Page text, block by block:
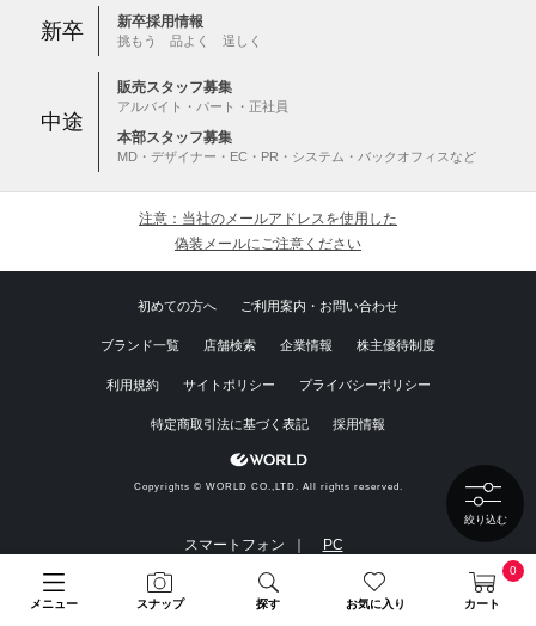
メニュー スナップ 探す お気に入り カート
0
絞り込む
新卒 新卒採用情報
挑もう 品よく 逞しく
中途
販売スタッフ募集
アルバイト・パート・正社員
本部スタッフ募集
MD・デザイナー・EC・PR・システム・バックオフィスなど
注意：当社のメールアドレスを使用した
偽装メールにご注意ください
初めての方へ ご利用案内・お問い合わせ
ブランド一覧 店舗検索 企業情報 株主優待制度
利用規約 サイトポリシー プライバシーポリシー
特定商取引法に基づく表記 採用情報
Copyrights © WORLD CO.,LTD. All rights reserved.
スマートフォン ｜ PC